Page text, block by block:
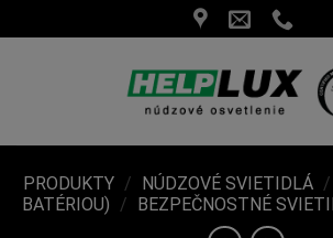
to
PRODUKTY / NÚDZOVÉ SVIETIDLÁ /
BATÉRIOU) / BEZPEČNOSTNÉ